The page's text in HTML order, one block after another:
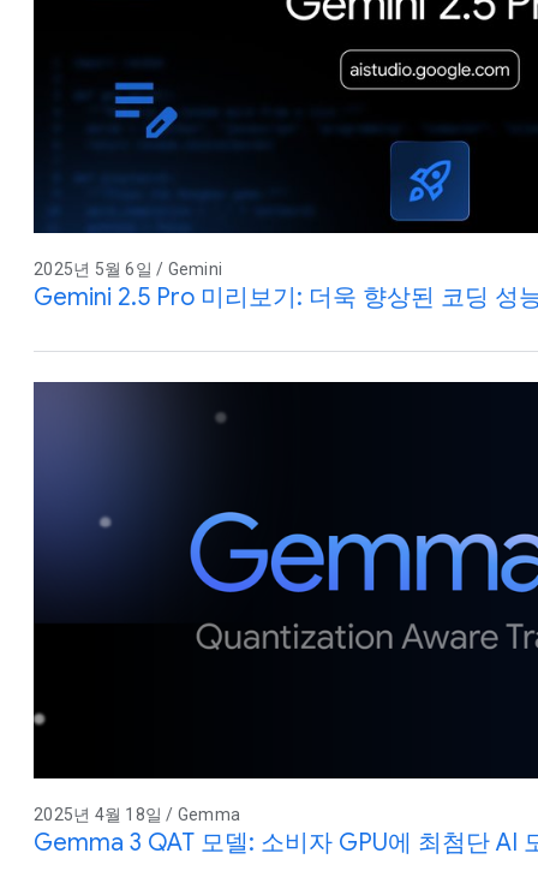
2025년 5월 6일 / Gemini
Gemini 2.5 Pro 미리보기: 더욱 향상된 코딩 성
2025년 4월 18일 / Gemma
Gemma 3 QAT 모델: 소비자 GPU에 최첨단 AI